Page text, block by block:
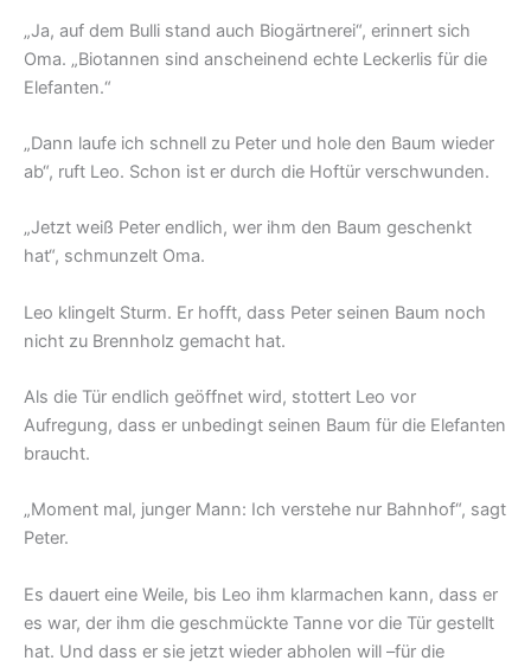
„Ja, auf dem Bulli stand auch Biogärtnerei“, erinnert sich
Oma. „Biotannen sind anscheinend echte Leckerlis für die
Elefanten.“
„Dann laufe ich schnell zu Peter und hole den Baum wieder
ab“, ruft Leo. Schon ist er durch die Hoftür verschwunden.
„Jetzt weiß Peter endlich, wer ihm den Baum geschenkt
hat“, schmunzelt Oma.
Leo klingelt Sturm. Er hofft, dass Peter seinen Baum noch
nicht zu Brennholz gemacht hat.
Als die Tür endlich geöffnet wird, stottert Leo vor
Aufregung, dass er unbedingt seinen Baum für die Elefanten
braucht.
„Moment mal, junger Mann: Ich verstehe nur Bahnhof“, sagt
Peter.
Es dauert eine Weile, bis Leo ihm klarmachen kann, dass er
es war, der ihm die geschmückte Tanne vor die Tür gestellt
hat. Und dass er sie jetzt wieder abholen will –für die